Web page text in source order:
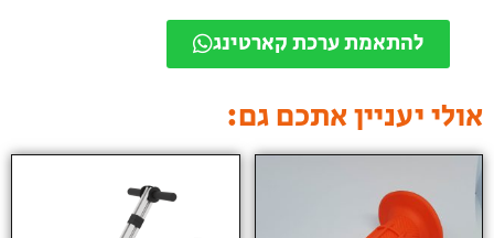
להתאמת ערכת קארטינג
אולי יעניין אתכם גם: